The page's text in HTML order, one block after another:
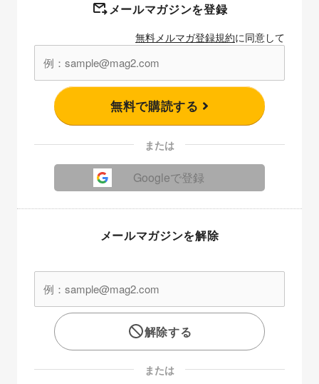
メールマガジンを登録
無料メルマガ登録規約に同意して
無料で購読する
または
Googleで登録
メールマガジンを解除
解除する
または